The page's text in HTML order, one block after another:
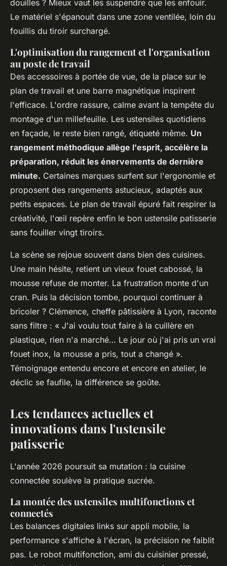
douilles ? Mieux vaut les suspendre que les enfouir.
Le matériel s'épanouit dans une zone ventilée, loin du
fouillis du tiroir surchargé.
L'optimisation du rangement et l'organisation
au poste de travail
Des accessoires à portée de vue, de la place sur le
plan de travail et une barre magnétique inspirent
l'efficace. L'ordre rassure, calme avant la tempête du
montage d'un millefeuille. Les ustensiles quotidiens
en façade, le reste bien rangé, étiqueté même. Un
rangement méthodique allège l'esprit, accélère la
préparation, réduit les énervements de dernière
minute. Certaines marques surfent sur l'ergonomie et
proposent des rangements astucieux, adaptés aux
petits espaces. Le plan de travail épuré fait respirer la
créativité, l'œil repère enfin le bon ustensile patisserie
sans fouiller vingt tiroirs.
La scène se rejoue souvent dans bien des cuisines.
Une main hésite, retient un vieux fouet cabossé, la
mousse refuse de monter. La frustration monte d'un
cran. Puis la décision tombe, pourquoi continuer à
bricoler ? Clémence, cheffe pâtissière à Lyon, raconte
sans filtre : « J'ai voulu tout faire à la cuillère en
plastique, rien n'a marché… Le jour où j'ai pris un vrai
fouet inox, la mousse a pris, tout a changé ».
Témoignage entendu encore et encore en atelier, le
déclic se faufile, la différence se goûte.
Les tendances actuelles et
innovations dans l'ustensile
patisserie
L'année 2026 poursuit sa mutation : la cuisine
connectée soulève la pratique sucrée.
La montée des ustensiles multifonctions et
connectés
Les balances digitales links sur appli mobile, la
performance s'affiche à l'écran, la précision ne faiblit
pas. Le robot multifonction, ami du cuisinier pressé,